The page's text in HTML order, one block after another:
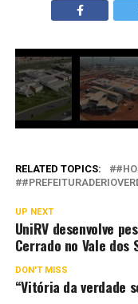
RELATED TOPICS:
UP NEXT
UniRV desenvolve
Cerrado no Vale dos
DON'T MISS
“Vitória da verdade